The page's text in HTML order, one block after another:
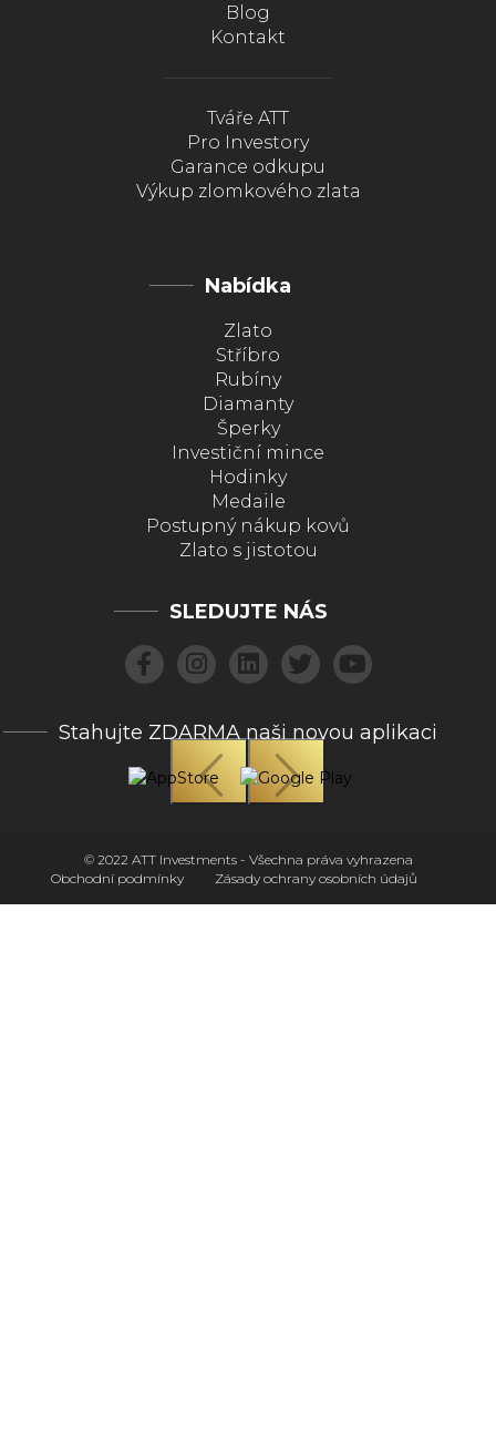
Blog
Kontakt
Tváře ATT
Pro Investory
Garance odkupu
Výkup zlomkového zlata
Nabídka
Zlato
Stříbro
Rubíny
Diamanty
Šperky
Investiční mince
Hodinky
Medaile
Postupný nákup kovů
Zlato s jistotou
SLEDUJTE NÁS
Stahujte ZDARMA naši novou aplikaci
© 2022 ATT Investments - Všechna práva vyhrazena
Obchodní podmínky
Zásady ochrany osobních údajů